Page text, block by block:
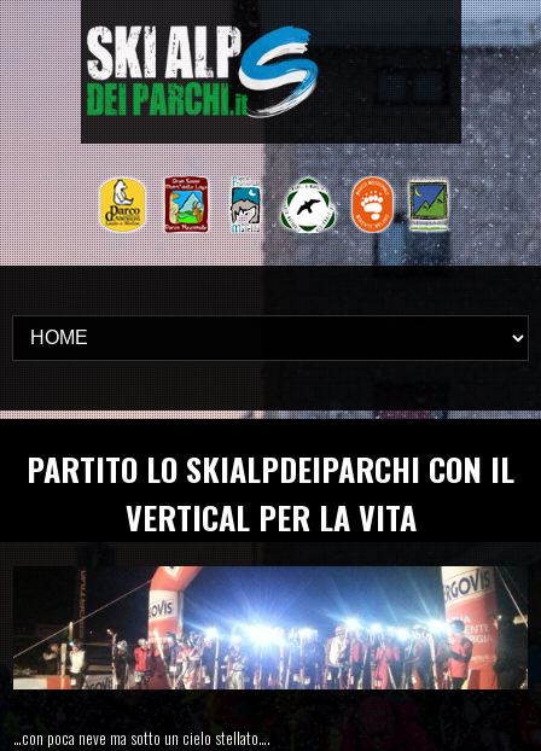
PARTITO LO SKIALPDEIPARCHI CON IL
VERTICAL PER LA VITA
…con poca neve ma sotto un cielo stellato….